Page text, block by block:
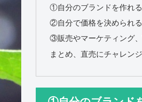
①自分のブランドを作れる
②自分で価格を決められる
③販売やマーケティング
まとめ、直売にチャレン